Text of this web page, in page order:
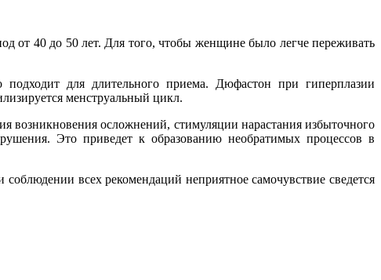
от 40 до 50 лет. Для того, чтобы женщине было легче переживать
подходит для длительного приема. Дюфастон при гиперплазии
менструальный цикл.
возникновения осложнений, стимуляции нарастания избыточного
Это приведет к образованию необратимых процессов в
всех рекомендаций неприятное самочувствие сведется